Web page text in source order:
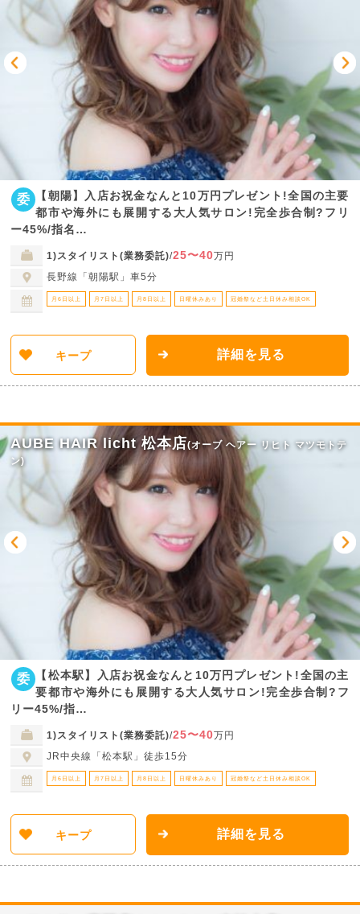
委
【朝陽】入店お祝金なんと10万円プレゼント!全国の主要
都市や海外にも展開する大人気サロン!完全歩合制?フリ
ー45%/指名…
1)スタイリスト(業務委託)/25〜40万円
長野線「朝陽駅」車5分
月6日以上 月7日以上 月8日以上 日曜休みあり 冠婚祭など土日休み相談OK
キープ 詳細を見る
AUBE HAIR licht 松本店(オーブ ヘアー リヒト マツモトテ
ン)
委
【松本駅】入店お祝金なんと10万円プレゼント!全国の主
要都市や海外にも展開する大人気サロン!完全歩合制?フ
リー45%/指…
1)スタイリスト(業務委託)/25〜40万円
JR中央線「松本駅」徒歩15分
月6日以上 月7日以上 月8日以上 日曜休みあり 冠婚祭など土日休み相談OK
キープ 詳細を見る